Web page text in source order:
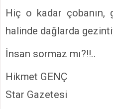
Hiç o kadar çobanın,
halinde dağlarda
İnsan sormaz mı?!!..
Hikmet GENÇ
Star Gazetesi